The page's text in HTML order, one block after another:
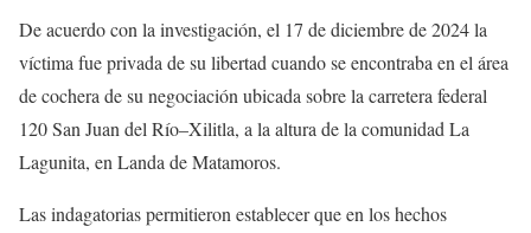
De acuerdo con la investigación, el 17 de diciembre de 2024 la
víctima fue privada de su libertad cuando se encontraba en el área
de cochera de su negociación ubicada sobre la carretera federal
120 San Juan del Río–Xilitla, a la altura de la comunidad La
Lagunita, en Landa de Matamoros.
Las indagatorias permitieron establecer que en los hechos